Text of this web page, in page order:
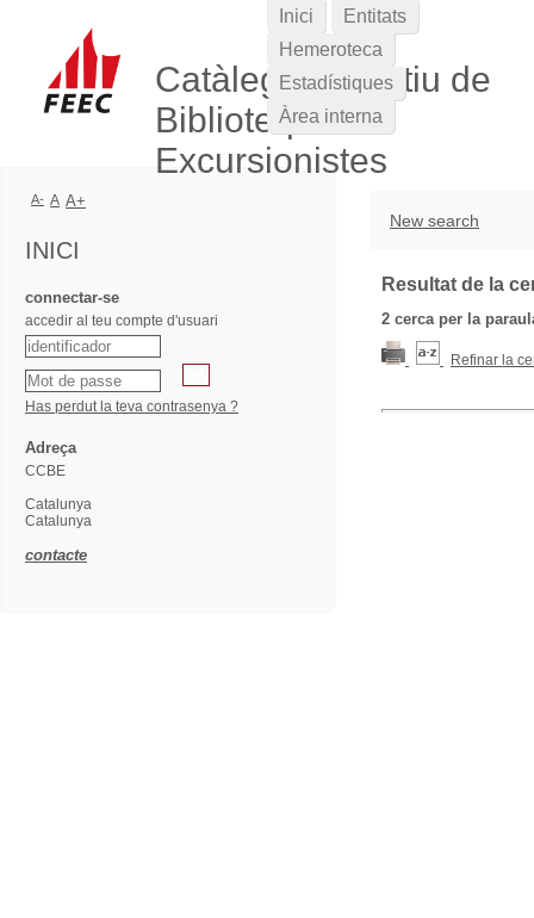
Catàleg Col·lectiu de
Biblioteques
Excursionistes
New search
Resultat de la
2 cerca per la
Refinar la
Inici
Entitats
Hemeroteca
Estadístiques
Àrea interna
A- A A+
INICI
connectar-se
accedir al teu compte d'usuari
Has perdut la teva contrasenya ?
Adreça
CCBE
Catalunya
Catalunya
contacte